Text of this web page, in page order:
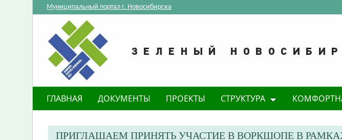
Муниципальный портал г. Новосибирска
ГЛАВНАЯ ДОКУМЕНТЫ ПРОЕКТЫ СТРУКТУРА
ПРИГЛАШАЕМ ПРИНЯТЬ УЧАСТИЕ В ВОРКШОПЕ В